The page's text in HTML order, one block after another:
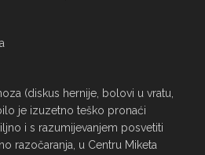
(diskus hernije, bolovi u vratu,
je izuzetno teško pronaći
i s razumijevanjem posvetiti
razočaranja, u Centru Miketa